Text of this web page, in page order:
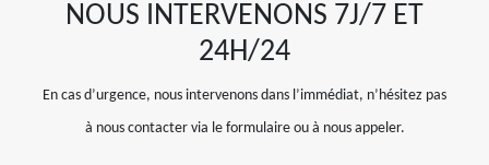
NOUS INTERVENONS 7J/7 ET
24H/24
En cas d’urgence, nous intervenons dans l’immédiat, n’hésitez pas
à nous contacter via le formulaire ou à nous appeler.